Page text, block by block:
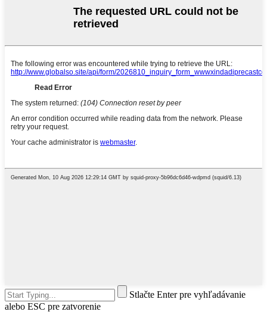
Stlačte Enter pre vyhľadávanie
alebo ESC pre zatvorenie